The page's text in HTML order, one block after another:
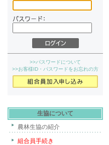
>>パスワードについて
>>お客様ID・パスワードをお忘れの方
生協について
農林生協の紹介
組合員手続き